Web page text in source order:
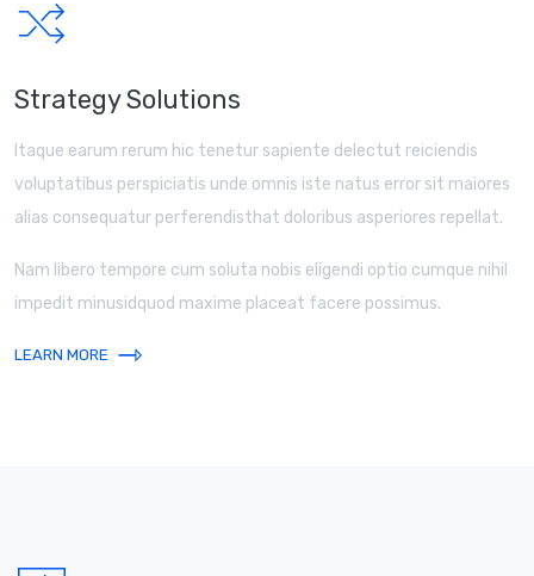
Strategy Solutions
Itaque earum rerum hic tenetur sapiente delectut reiciendis
voluptatibus perspiciatis unde omnis iste natus error sit maiores
alias consequatur perferendisthat doloribus asperiores repellat.
Nam libero tempore cum soluta nobis eligendi optio cumque nihil
impedit minusidquod maxime placeat facere possimus.
LEARN MORE ⇾